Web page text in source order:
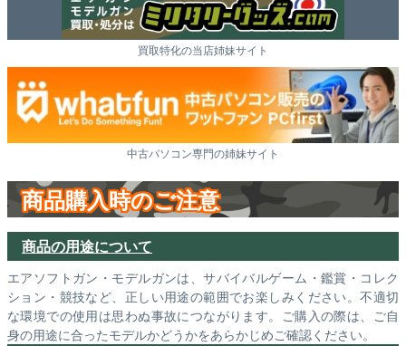
買取特化の当店姉妹サイト
中古パソコン専門の姉妹サイト
商品購入時のご注意
商品の用途について
エアソフトガン・モデルガンは、サバイバルゲーム・鑑賞・コレク
ション・競技など、正しい用途の範囲でお楽しみください。不適切
な環境での使用は思わぬ事故につながります。ご購入の際は、ご自
身の用途に合ったモデルかどうかをあらかじめご確認ください。